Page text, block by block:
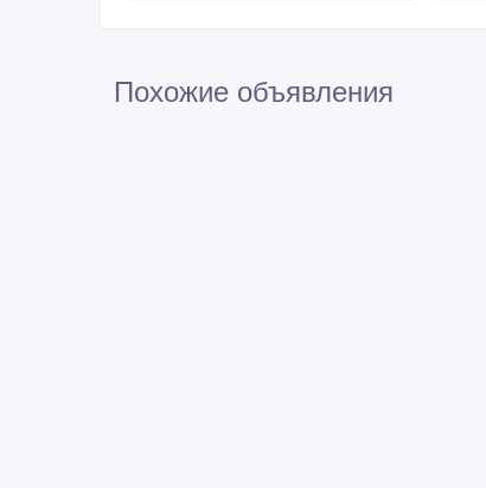
Похожие объявления